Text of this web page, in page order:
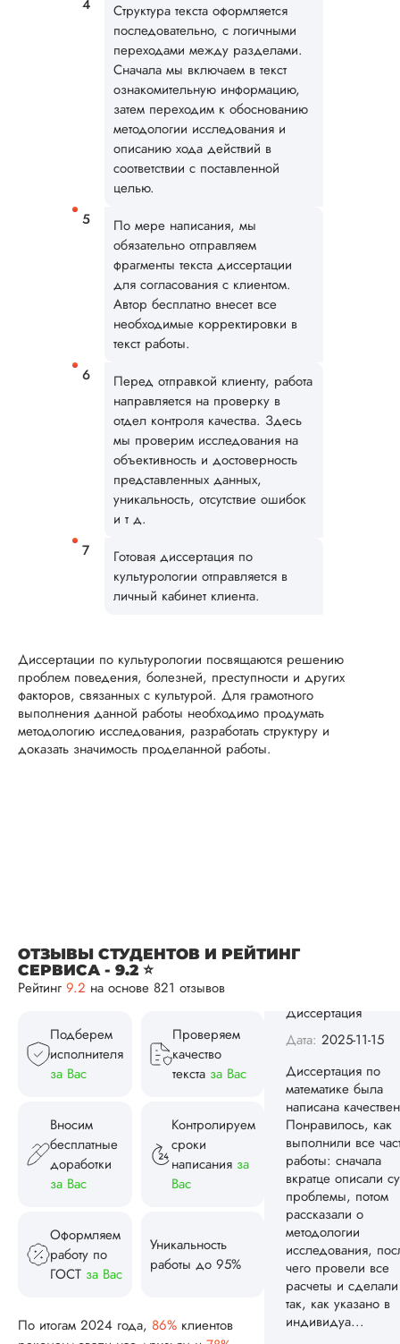
Структура текста оформляется
последовательно, с логичными
переходами между разделами.
Сначала мы включаем в текст
ознакомительную информацию,
затем переходим к обоснованию
методологии исследования и
описанию хода действий в
соответствии с поставленной
целью.
По мере написания, мы
обязательно отправляем
фрагменты текста диссертации
для согласования с клиентом.
Автор бесплатно внесет все
необходимые корректировки в
текст работы.
Перед отправкой клиенту, работа
направляется на проверку в
отдел контроля качества. Здесь
мы проверим исследования на
объективность и достоверность
представленных данных,
уникальность, отсутствие ошибок
и т д.
Готовая диссертация по
культурологии отправляется в
личный кабинет клиента.
Диссертации по культурологии посвящаются решению
проблем поведения, болезней, преступности и других
факторов, связанных с культурой. Для грамотного
выполнения данной работы необходимо продумать
методологию исследования, разработать структуру и
доказать значимость проделанной работы.
ОТЗЫВЫ СТУДЕНТОВ И РЕЙТИНГ
СЕРВИСА - 9.2 ⭐
Рейтинг 9.2 на основе 821 отзывов
Подберем
исполнителя
за Вас
Проверяем
качество
текста за Вас
Вносим
бесплатные
доработки
за Вас
Контролируем
сроки
написания за
Вас
Оформляем
работу по
ГОСТ за Вас
Уникальность
работы до 95%
По итогам 2024 года, 86% клиентов
Нас полностью
устроила стоимость
официального
что не было
все в порядке в
не задалбывали,
посмотрели, что
и сказал...
Читать полный
Вид работы:
Диссертация
Дата:2025-11-15
чего провели все
Читать полный
Спасибо!
ваши слова
Ответ от
Женя
Вид работы:
Диссертация
Дата:2025-08-03
Заказывал тут
диссертацию. По
срокам и